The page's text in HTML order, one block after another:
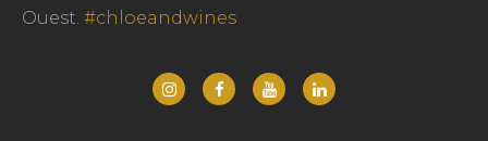
Ouest. #chloeandwines